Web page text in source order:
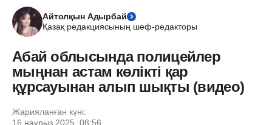
Айтолқын Адырбай
Қазақ редакциясының шеф-редакторы
Абай облысында полицейлер
мыңнан астам көлікті қар
құрсауынан алып шықты (видео)
Жарияланған күні:
16 наурыз 2025, 08:56